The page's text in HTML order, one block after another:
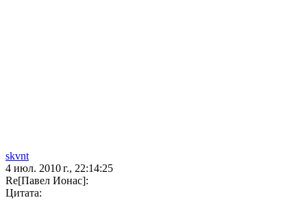
skvnt
4 июл. 2010 г., 22:14:25
Re[Павел Ионас]:
Цитата: